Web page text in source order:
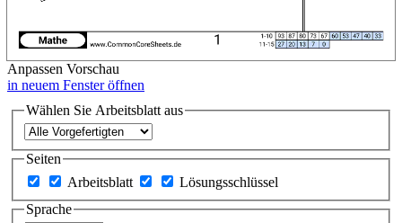
Anpassen Vorschau
in neuem Fenster öffnen
Wählen Sie Arbeitsblatt aus
Seiten
Arbeitsblatt
Lösungsschlüssel
Sprache